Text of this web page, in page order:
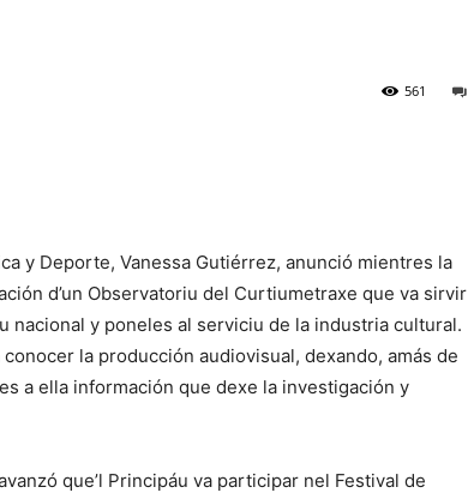
561
y Deporte, Vanessa Gutiérrez, anunció mientres la
d’un Observatoriu del Curtiumetraxe que va sirvir
nacional y poneles al serviciu de la industria cultural.
la producción audiovisual, dexando, amás de
a ella información que dexe la investigación y
que’l Principáu va participar nel Festival de